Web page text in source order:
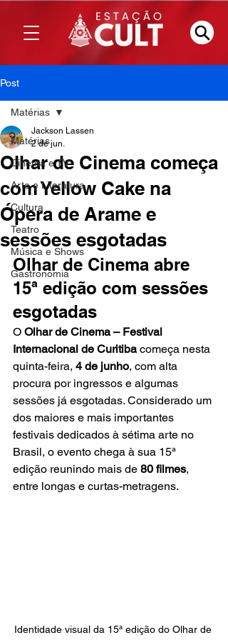
Post
Matérias
Cinema e TV
Arte e Literatura
Cultura
Teatro
Música e Shows
Gastronomia
Matérias
Olhar de Cinema começa
com Yellow Cake na
Ópera de Arame e
sessões esgotadas
Jackson Lassen
2 de jun.
Olhar de Cinema abre
15ª edição com sessões
esgotadas
O Olhar de Cinema – Festival
Internacional de Curitiba começa nesta
quinta-feira, 4 de junho, com alta
procura por ingressos e algumas
sessões já esgotadas. Considerado um
dos maiores e mais importantes
festivais dedicados à sétima arte no
Brasil, o evento chega à sua 15ª
edição reunindo mais de 80 filmes,
entre longas e curtas-metragens.
Identidade visual da 15ª edição do Olhar de